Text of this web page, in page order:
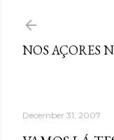
NOS AÇORES
December 31, 2007